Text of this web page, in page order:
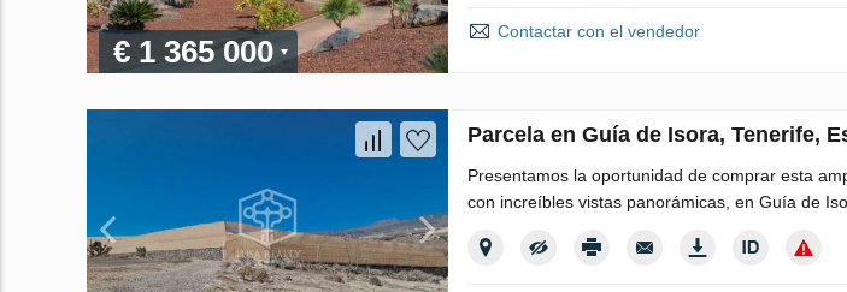
€ 1 365 000
Contactar con el vendedor
Parcela en Guía de Isora, Tenerife,
Presentamos la oportunidad de comprar esta
con increíbles vistas panorámicas, en Guía de